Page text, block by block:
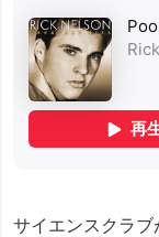
サイエンスクラ